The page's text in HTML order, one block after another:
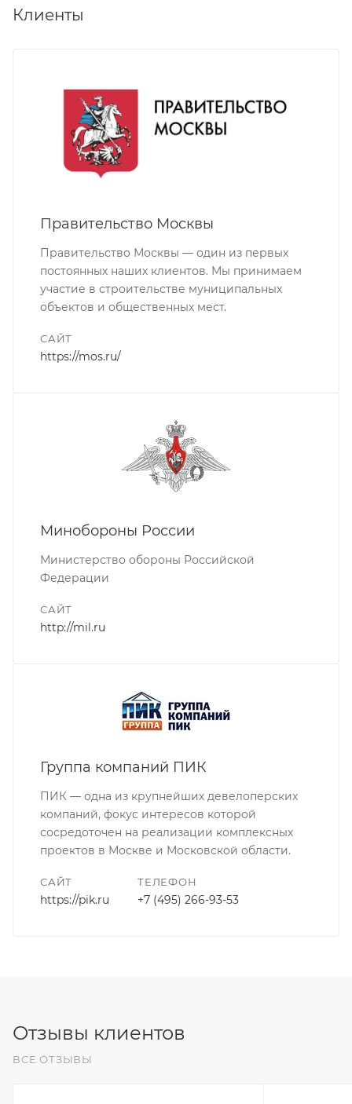
Клиенты
Правительство Москвы
Правительство Москвы — один из первых
постоянных наших клиентов. Мы принимаем
участие в строительстве муниципальных
объектов и общественных мест.
САЙТ
https://mos.ru/
Минобороны России
Министерство обороны Российской
Федерации
САЙТ
http://mil.ru
Группа компаний ПИК
ПИК — одна из крупнейших девелоперских
компаний, фокус интересов которой
сосредоточен на реализации комплексных
проектов в Москве и Московской области.
САЙТ
https://pik.ru
ТЕЛЕФОН
+7 (495) 266-93-53
Отзывы клиентов
ВСЕ ОТЗЫВЫ